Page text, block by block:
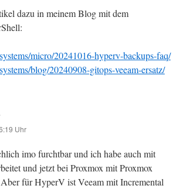
dazu in meinem Blog mit dem
micro/20241016-hyperv-backups-faq/
blog/20240908-gitops-veeam-ersatz/
Uhr
imo furchtbar und ich habe auch mit
und jetzt bei Proxmox mit Proxmox
für HyperV ist Veeam mit Incremental